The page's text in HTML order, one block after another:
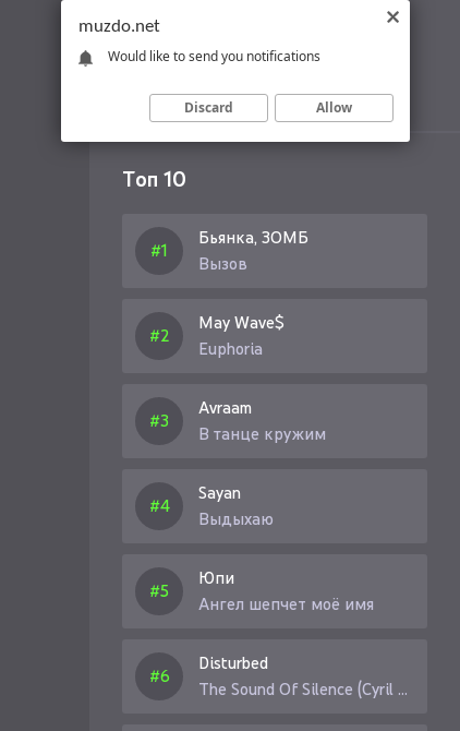
Топ 10
Бьянка, ЗОМБ
Вызов
May Wave$
Euphoria
Avraam
В танце кружим
Sayan
Выдыхаю
Юпи
Ангел шепчет моё имя
Disturbed
The Sound Of Silence (Cyril Riley Remix)
muzdo.net
Would like to send you notifications
Discard Allow